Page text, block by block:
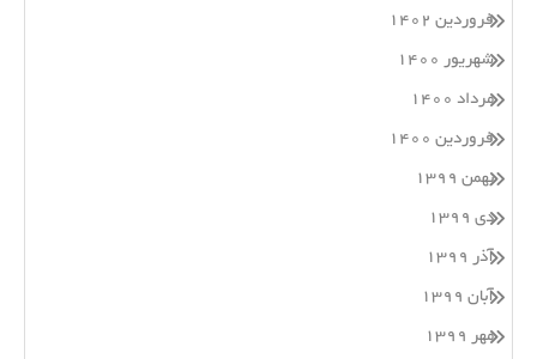
فروردین ۱۴۰۲
شهریور ۱۴۰۰
مرداد ۱۴۰۰
فروردین ۱۴۰۰
بهمن ۱۳۹۹
دی ۱۳۹۹
آذر ۱۳۹۹
آبان ۱۳۹۹
مهر ۱۳۹۹